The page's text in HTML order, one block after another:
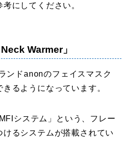
にしてください。
Warmer」
ンドanonのフェイスマスク
るようになっています。
システム」という、フレー
けるシステムが搭載されてい